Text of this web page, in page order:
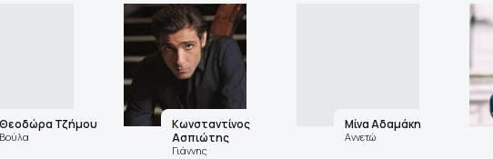
Θεοδώρα Τζήμου
Βούλα
Κωνσταντίνος
Ασπιώτης
Γιάννης
Μίνα Αδαμάκη
Αννετώ